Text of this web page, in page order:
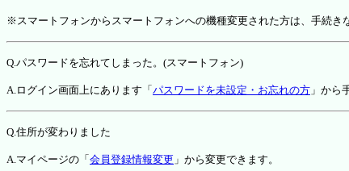
※スマートフォンからスマートフォンへの機種変更された方は、手続き
Q.パスワードを忘れてしまった。(スマートフォン)
A.ログイン画面上にあります「 パスワードを未設定・お忘れの方 」から
Q.住所が変わりました
A.マイページの「 会員登録情報変更 」から変更できます。